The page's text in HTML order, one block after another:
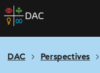
Skip
to
home
DAC Perspectives